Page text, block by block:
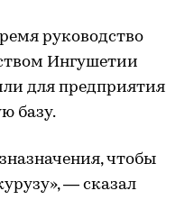
руководство
Ингушетии
для предприятия
базу.
чтобы
— сказал